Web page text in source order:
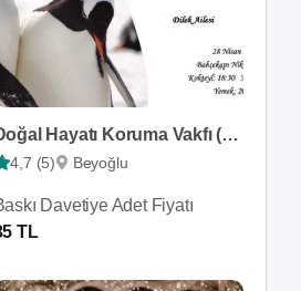
Doğal Hayatı Koruma Vakfı (WWF Türkiye)
4,7 (5) Beyoğlu
Davetiye Adet Fiyatı
TL